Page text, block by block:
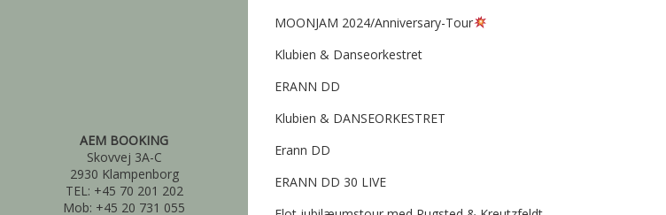
AEM BOOKING
Skovvej 3A-C
2930 Klampenborg
TEL: +45 70 201 202
Mob: +45 20 731 055
MOONJAM 2024/Anniversary-Tour
Klubien & Danseorkestret
ERANN DD
Klubien & DANSEORKESTRET
Erann DD
ERANN DD 30 LIVE